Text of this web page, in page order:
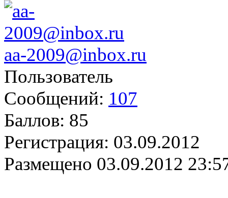
aa-2009@inbox.ru
Пользователь
Сообщений: 107
Баллов: 85
Регистрация: 03.09.2012
Размещено 03.09.2012